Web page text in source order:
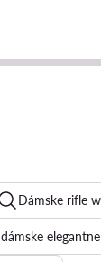
Dámske rifle
elegantne